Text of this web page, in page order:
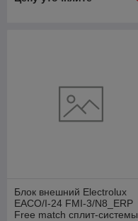
Блок внешний Electrolux
EACO/I-24 FMI-3/N8_ERP
Free match сплит-системы